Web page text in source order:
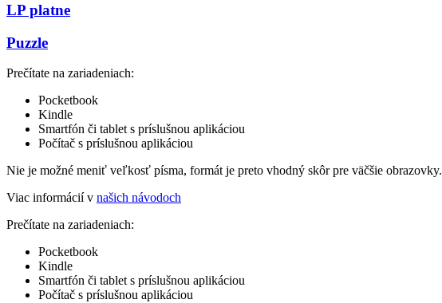
LP platne
Puzzle
Prečítate na zariadeniach:
Pocketbook
Kindle
Smartfón či tablet s príslušnou aplikáciou
Počítač s príslušnou aplikáciou
Nie je možné meniť veľkosť písma, formát je preto vhodný skôr pre väčšie obrazovky.
Viac informácií v našich návodoch
Prečítate na zariadeniach:
Pocketbook
Kindle
Smartfón či tablet s príslušnou aplikáciou
Počítač s príslušnou aplikáciou